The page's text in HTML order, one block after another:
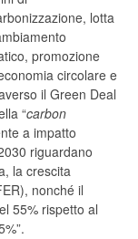
lotta
promozione
circolare e
il Green Deal
“carbon
a impatto
riguardano
la crescita
nonché il
55% rispetto al